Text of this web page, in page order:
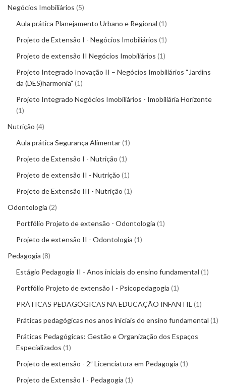
Negócios Imobiliários 5
Aula prática Planejamento Urbano e Regional 1
Projeto de Extensão I - Negócios Imobiliários 1
Projeto de extensão II Negócios Imobiliários 1
Projeto Integrado Inovação II – Negócios Imobiliários “Jardins
da (DES)harmonia” 1
Projeto Integrado Negócios Imobiliários - Imobiliária Horizonte
1
Nutrição 4
Aula prática Segurança Alimentar 1
Projeto de Extensão I - Nutrição 1
Projeto de extensão II - Nutrição 1
Projeto de Extensão III - Nutrição 1
Odontologia 2
Portfólio Projeto de extensão - Odontologia 1
Projeto de extensão II - Odontologia 1
Pedagogia 8
Estágio Pedagogia II - Anos iniciais do ensino fundamental 1
Portfólio Projeto de extensão I - Psicopedagogia 1
PRÁTICAS PEDAGÓGICAS NA EDUCAÇÃO INFANTIL
1
Práticas pedagógicas nos anos iniciais do ensino fundamental 1
Práticas Pedagógicas: Gestão e Organização dos Espaços
Especializados 1
Projeto de extensão - 2ª Licenciatura em Pedagogia 1
Projeto de Extensão I - Pedagogia 1